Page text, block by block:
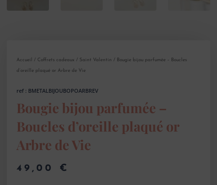
Accueil / Coffrets cadeaux / Saint Valentin / Bougie bijou parfumée – Boucles
d’oreille plaqué or Arbre de Vie
ref : BMETALBIJOUBOPOARBREV
Bougie bijou parfumée –
Boucles d’oreille plaqué or
Arbre de Vie
49,00 €